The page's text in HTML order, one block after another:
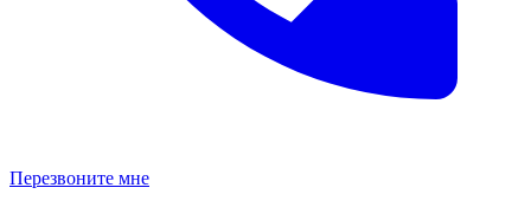
Перезвоните мне